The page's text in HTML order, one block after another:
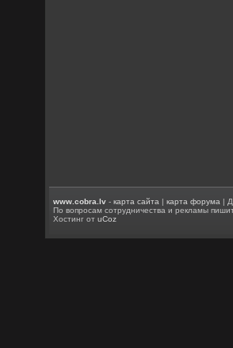
www.cobra.lv -карта сайта |карта форума |
По вопросам сотрудничества и рекламы
Хостинг отuCoz